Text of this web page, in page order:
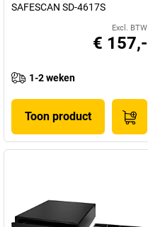
SAFESCAN SD-4617S
Excl. BTW
€ 157,-
1-2 weken
Toon product